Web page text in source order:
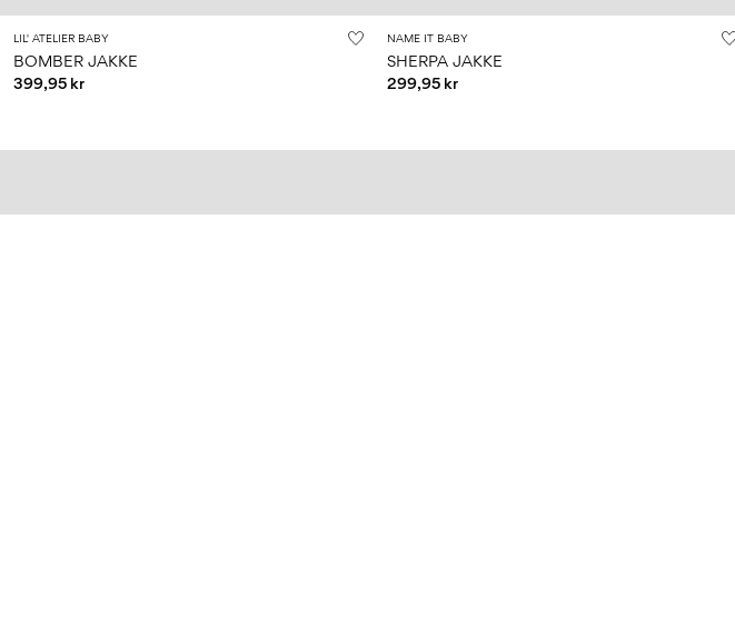
LIL' ATELIER BABY
BOMBER JAKKE
399,95 kr
NAME IT BABY
SHERPA JAKKE
299,95 kr